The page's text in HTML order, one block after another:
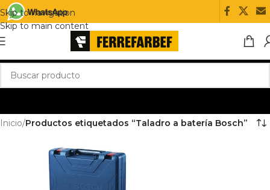
Skip to navigation
Skip to main content
Inicio/Productos etiquetados “Taladro a batería Bosch”